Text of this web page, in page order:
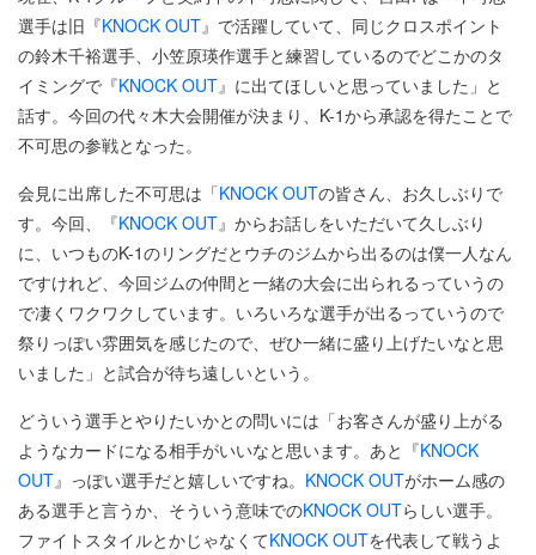
選手は旧『KNOCK OUT』で活躍していて、同じクロスポイント
の鈴木千裕選手、小笠原瑛作選手と練習しているのでどこかのタ
イミングで『KNOCK OUT』に出てほしいと思っていました」と
話す。今回の代々木大会開催が決まり、K-1から承認を得たことで
不可思の参戦となった。
会見に出席した不可思は「KNOCK OUTの皆さん、お久しぶりで
す。今回、『KNOCK OUT』からお話しをいただいて久しぶり
に、いつものK-1のリングだとウチのジムから出るのは僕一人なん
ですけれど、今回ジムの仲間と一緒の大会に出られるっていうの
で凄くワクワクしています。いろいろな選手が出るっていうので
祭りっぽい雰囲気を感じたので、ぜひ一緒に盛り上げたいなと思
いました」と試合が待ち遠しいという。
どういう選手とやりたいかとの問いには「お客さんが盛り上がる
ようなカードになる相手がいいなと思います。あと『KNOCK
OUT』っぽい選手だと嬉しいですね。 KNOCK OUTがホーム感の
ある選手と言うか、そういう意味でのKNOCK OUTらしい選手。
ファイトスタイルとかじゃなくてKNOCK OUTを代表して戦うよ